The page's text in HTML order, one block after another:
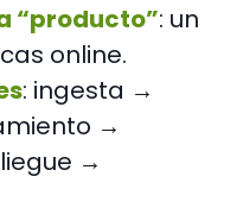
“producto”: un
online.
: ingesta →
→
→